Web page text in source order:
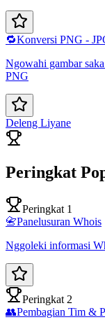
🔁Konversi PNG -
Ngowahi gambar
PNG
Deleng Liyane
Peringkat
Peringkat 1
📇Panelusuran Whois
Nggoleki informasi
Peringkat 2
👥Pembagian Tim &